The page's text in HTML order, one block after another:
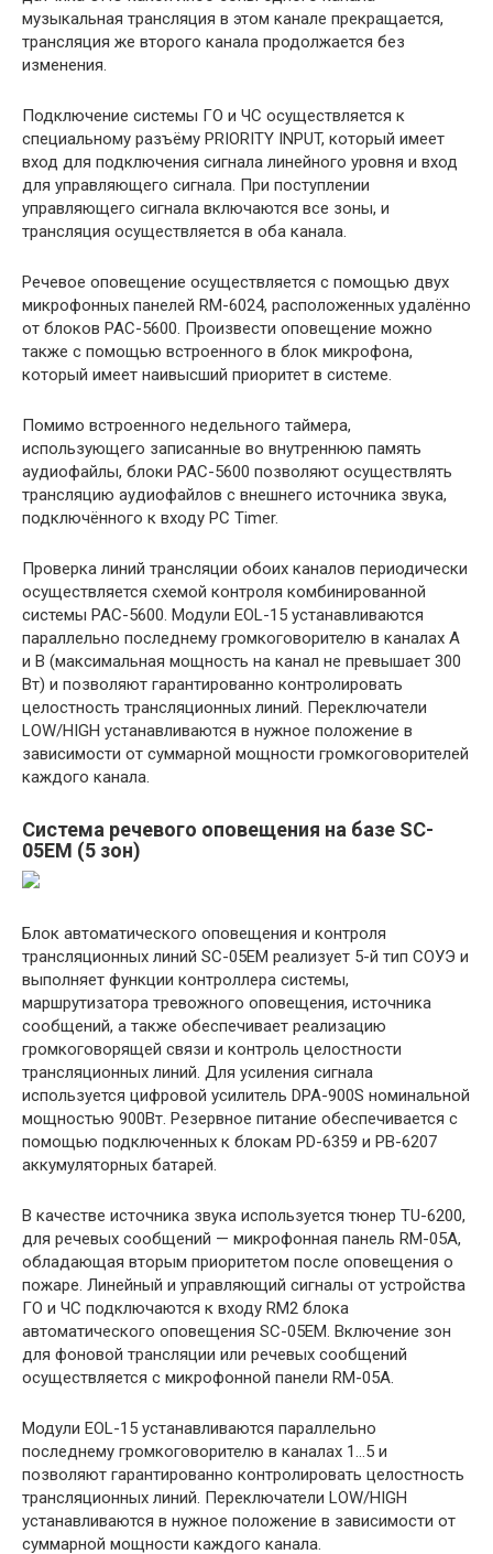
музыкальная трансляция в этом канале прекращается,
трансляция же второго канала продолжается без
изменения.
Подключение системы ГО и ЧС осуществляется к
специальному разъёму PRIORITY INPUT, который имеет
вход для подключения сигнала линейного уровня и вход
для управляющего сигнала. При поступлении
управляющего сигнала включаются все зоны, и
трансляция осуществляется в оба канала.
Речевое оповещение осуществляется с помощью двух
микрофонных панелей RM-6024, расположенных удалённо
от блоков PAC-5600. Произвести оповещение можно
также с помощью встроенного в блок микрофона,
который имеет наивысший приоритет в системе.
Помимо встроенного недельного таймера,
использующего записанные во внутреннюю память
аудиофайлы, блоки PAC-5600 позволяют осуществлять
трансляцию аудиофайлов с внешнего источника звука,
подключённого к входу PC Timer.
Проверка линий трансляции обоих каналов периодически
осуществляется схемой контроля комбинированной
системы PAC-5600. Модули EOL-15 устанавливаются
параллельно последнему громкоговорителю в каналах A
и B (максимальная мощность на канал не превышает 300
Вт) и позволяют гарантированно контролировать
целостность трансляционных линий. Переключатели
LOW/HIGH устанавливаются в нужное положение в
зависимости от суммарной мощности громкоговорителей
каждого канала.
Система речевого оповещения на базе SC-
05EM (5 зон)
Блок автоматического оповещения и контроля
трансляционных линий SC-05EM реализует 5-й тип СОУЭ и
выполняет функции контроллера системы,
маршрутизатора тревожного оповещения, источника
сообщений, а также обеспечивает реализацию
громкоговорящей связи и контроль целостности
трансляционных линий. Для усиления сигнала
используется цифровой усилитель DPA-900S номинальной
мощностью 900Вт. Резервное питание обеспечивается с
помощью подключенных к блокам PD-6359 и PB-6207
аккумуляторных батарей.
В качестве источника звука используется тюнер TU-6200,
для речевых сообщений — микрофонная панель RM-05A,
обладающая вторым приоритетом после оповещения о
пожаре. Линейный и управляющий сигналы от устройства
ГО и ЧС подключаются к входу RM2 блока
автоматического оповещения SC-05EM. Включение зон
для фоновой трансляции или речевых сообщений
осуществляется с микрофонной панели RM-05A.
Модули EOL-15 устанавливаются параллельно
последнему громкоговорителю в каналах 1…5 и
позволяют гарантированно контролировать целостность
трансляционных линий. Переключатели LOW/HIGH
устанавливаются в нужное положение в зависимости от
суммарной мощности каждого канала.